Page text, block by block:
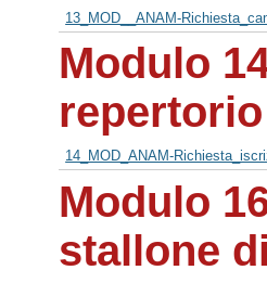
13_MOD__ANAM-
Modulo
14_MOD_ANAM-
Modulo
stallone